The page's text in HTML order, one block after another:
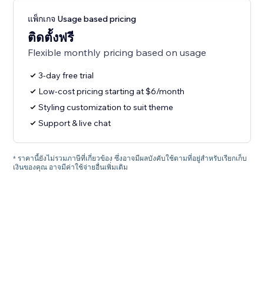
แพ็กเกจ Usage based pricing
ติดตั้งฟรี
Flexible monthly pricing based on usage
3-day free trial
Low-cost pricing starting at $6/month
Styling customization to suit theme
Support & live chat
* ราคานี้ยังไม่รวมภาษีที่เกี่ยวข้อง ซึ่งอาจมีผลบังคับใช้ตามที่อยู่สำหรับเรียกเก็บ
เงินของคุณ อาจมีค่าใช้จ่ายอื่นเพิ่มเติม